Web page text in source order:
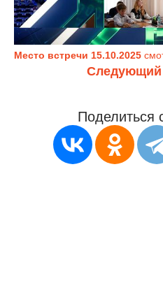
Место встречи 15.10.2025
Поделиться